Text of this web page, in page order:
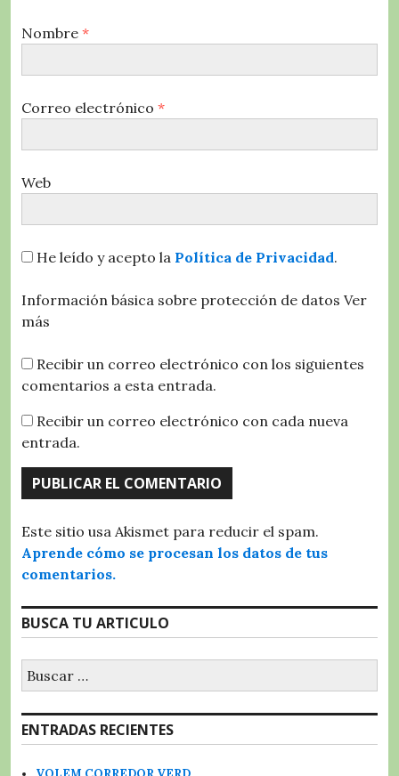
Nombre *
Correo electrónico *
Web
He leído y acepto la Política de Privacidad.
Información básica sobre protección de datos Ver
más
Recibir un correo electrónico con los siguientes
comentarios a esta entrada.
Recibir un correo electrónico con cada nueva
entrada.
Este sitio usa Akismet para reducir el spam.
Aprende cómo se procesan los datos de tus
comentarios.
BUSCA TU ARTICULO
ENTRADAS RECIENTES